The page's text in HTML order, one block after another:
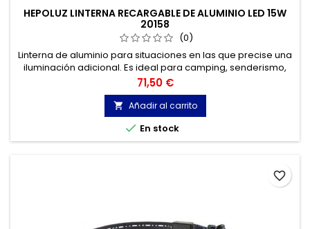
HEPOLUZ LINTERNA RECARGABLE DE ALUMINIO LED 15W
20158
(0)
Linterna de aluminio para situaciones en las que precise una
iluminación adicional. Es ideal para camping, senderismo,
pesca, cortes de luz, emergencias...
Precio
71,50 €
 Añadir al carrito
 En stock
favorite_border